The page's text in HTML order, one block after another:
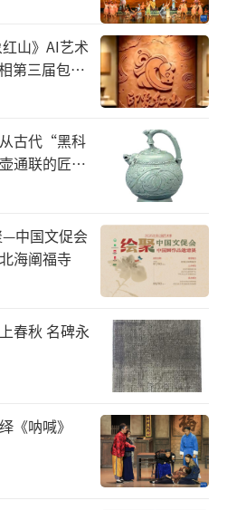
典》实景演出 张桂芹 摄
出季，为打造全新观演
调整演出细节的基础上
观众席，实现“广角观
园区今年进行了整体项
·元宝街将于今年正式
全新的地标性文娱打卡
）
山》AI艺术
第三届包头
古代“黑科
通联的匠心
中国文促会
海阐福寺
春秋 名碑永
《呐喊》